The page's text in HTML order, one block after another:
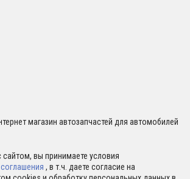
магазин автозапчастей для автомобилей
вы принимаете условия
, в т.ч. даете согласие на